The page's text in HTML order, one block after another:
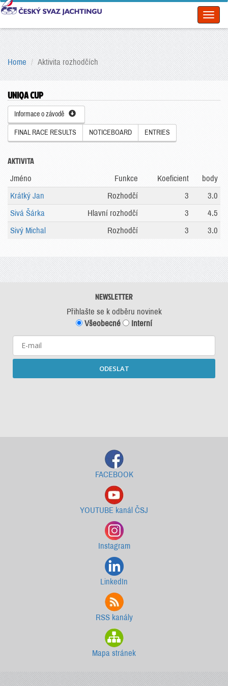
Home Aktivita rozhodčích
UNIQA CUP
Informace o závodě
FINAL RACE RESULTS NOTICEBOARD ENTRIES
AKTIVITA
Jméno Funkce Koeficient
body
Krátký Jan
Rozhodčí 3
3.0
Sivá Šárka
Hlavní rozhodčí 3
4.5
Sivý Michal
Rozhodčí 3 3.0
NEWSLETTER
Přihlašte se k odběru novinek
Všeobecné
Interní
ODESLAT
FACEBOOK
YOUTUBE kanál ČSJ
Instagram
LinkedIn
RSS kanály
Mapa stránek